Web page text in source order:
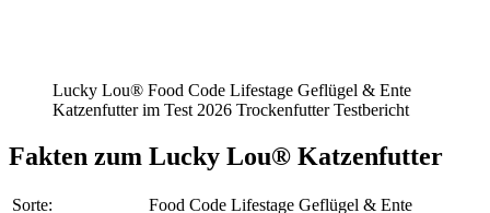
Lucky Lou® Food Code Lifestage Geflügel & Ente
Katzenfutter im Test 2026 Trockenfutter Testbericht
Fakten zum Lucky Lou® Katzenfutter
Sorte:
Food Code Lifestage Geflügel & Ente